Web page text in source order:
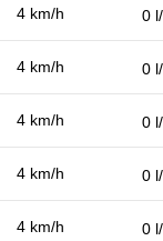
4 km/h 0
4 km/h 0
4 km/h 0
4 km/h 0
4 km/h 0